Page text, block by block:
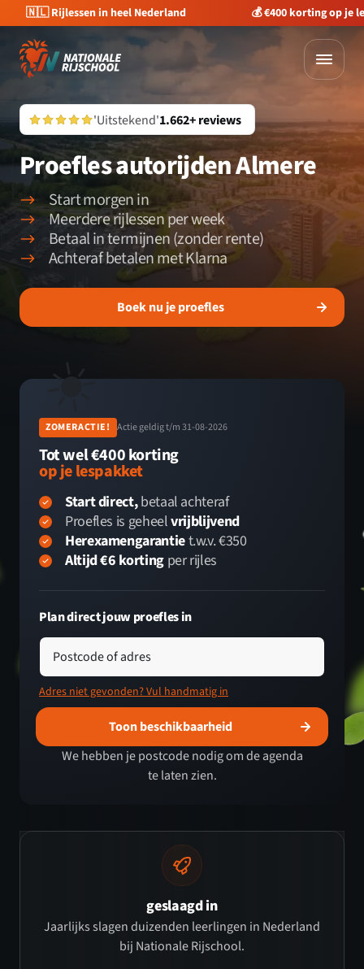
🇳🇱 Rijlessen in heel Nederland 💰 €400 korting op je
'Uitstekend'1.662+ reviews
Proefles autorijden Almere
Start morgen in
Meerdere rijlessen per week
Betaal in termijnen (zonder rente)
Achteraf betalen met Klarna
Boek nu je proefles
☀️
ZOMERACTIE! Actie geldig t/m 31-08-2026
Tot wel €400 korting
op je lespakket
Start direct,betaal achteraf
Proefles is geheelvrijblijvend
Herexamengarantiet.w.v. €350
Altijd €6 kortingper rijles
Plan direct jouw proefles in
Postcode of adres
Adres niet gevonden? Vul handmatig in
Toon beschikbaarheid
We hebben je postcode nodig om de agenda
te laten zien.
geslaagd in
Jaarlijks slagen duizenden leerlingen in Nederland
bij Nationale Rijschool.